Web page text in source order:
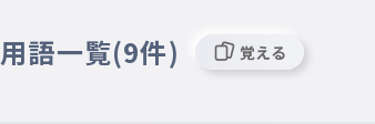
用語一覧(9件) 覚える